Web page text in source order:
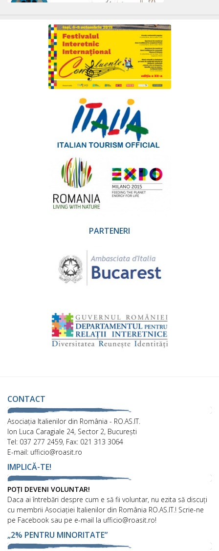
PARTENERI
CONTACT
Asociaţia Italienilor din România - RO.AS.IT.
Ion Luca Caragiale 24, Sector 2, București
Tel: 037 277 2459, Fax: 021 313 3064
E-mail: ufficio@roasit.ro
IMPLICĂ-TE!
POȚI DEVENI VOLUNTAR!
Daca ai întrebări despre cum e să fii voluntar, nu ezita să discuți
cu membrii Asociației Italienilor din România RO.AS.IT.! Scrie-ne
pe Facebook sau pe e-mail la ufficio@roasit.ro!
„2% PENTRU MINORITATE”